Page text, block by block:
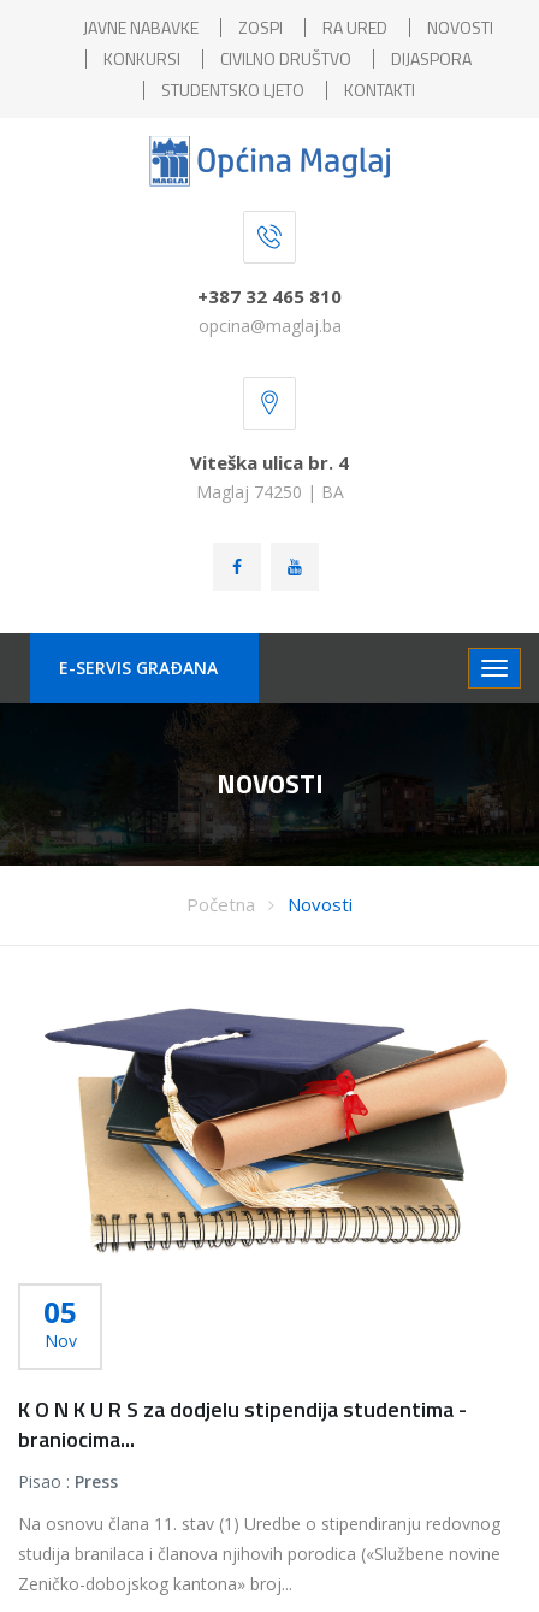
JAVNE NABAVKE ZOSPI RA URED
NOVOSTI
KONKURSI
CIVILNO DRUŠTVO
DIJASPORA
STUDENTSKO LJETO
KONTAKTI
+387 32 465 810
opcina@maglaj.ba
Viteška ulica br. 4
Maglaj 74250 | BA
E-SERVIS GRAÐANA
NOVOSTI
Početna Novosti
05
Nov
K O N K U R S za dodjelu stipendija studentima -
braniocima...
Pisao : Press
Na osnovu člana 11. stav (1) Uredbe o stipendiranju redovnog
studija branilaca i članova njihovih porodica («Službene novine
Zeničko-dobojskog kantona» broj...